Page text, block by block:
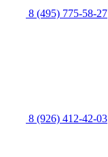
8 (495) 775-58-27
8 (926) 412-42-03